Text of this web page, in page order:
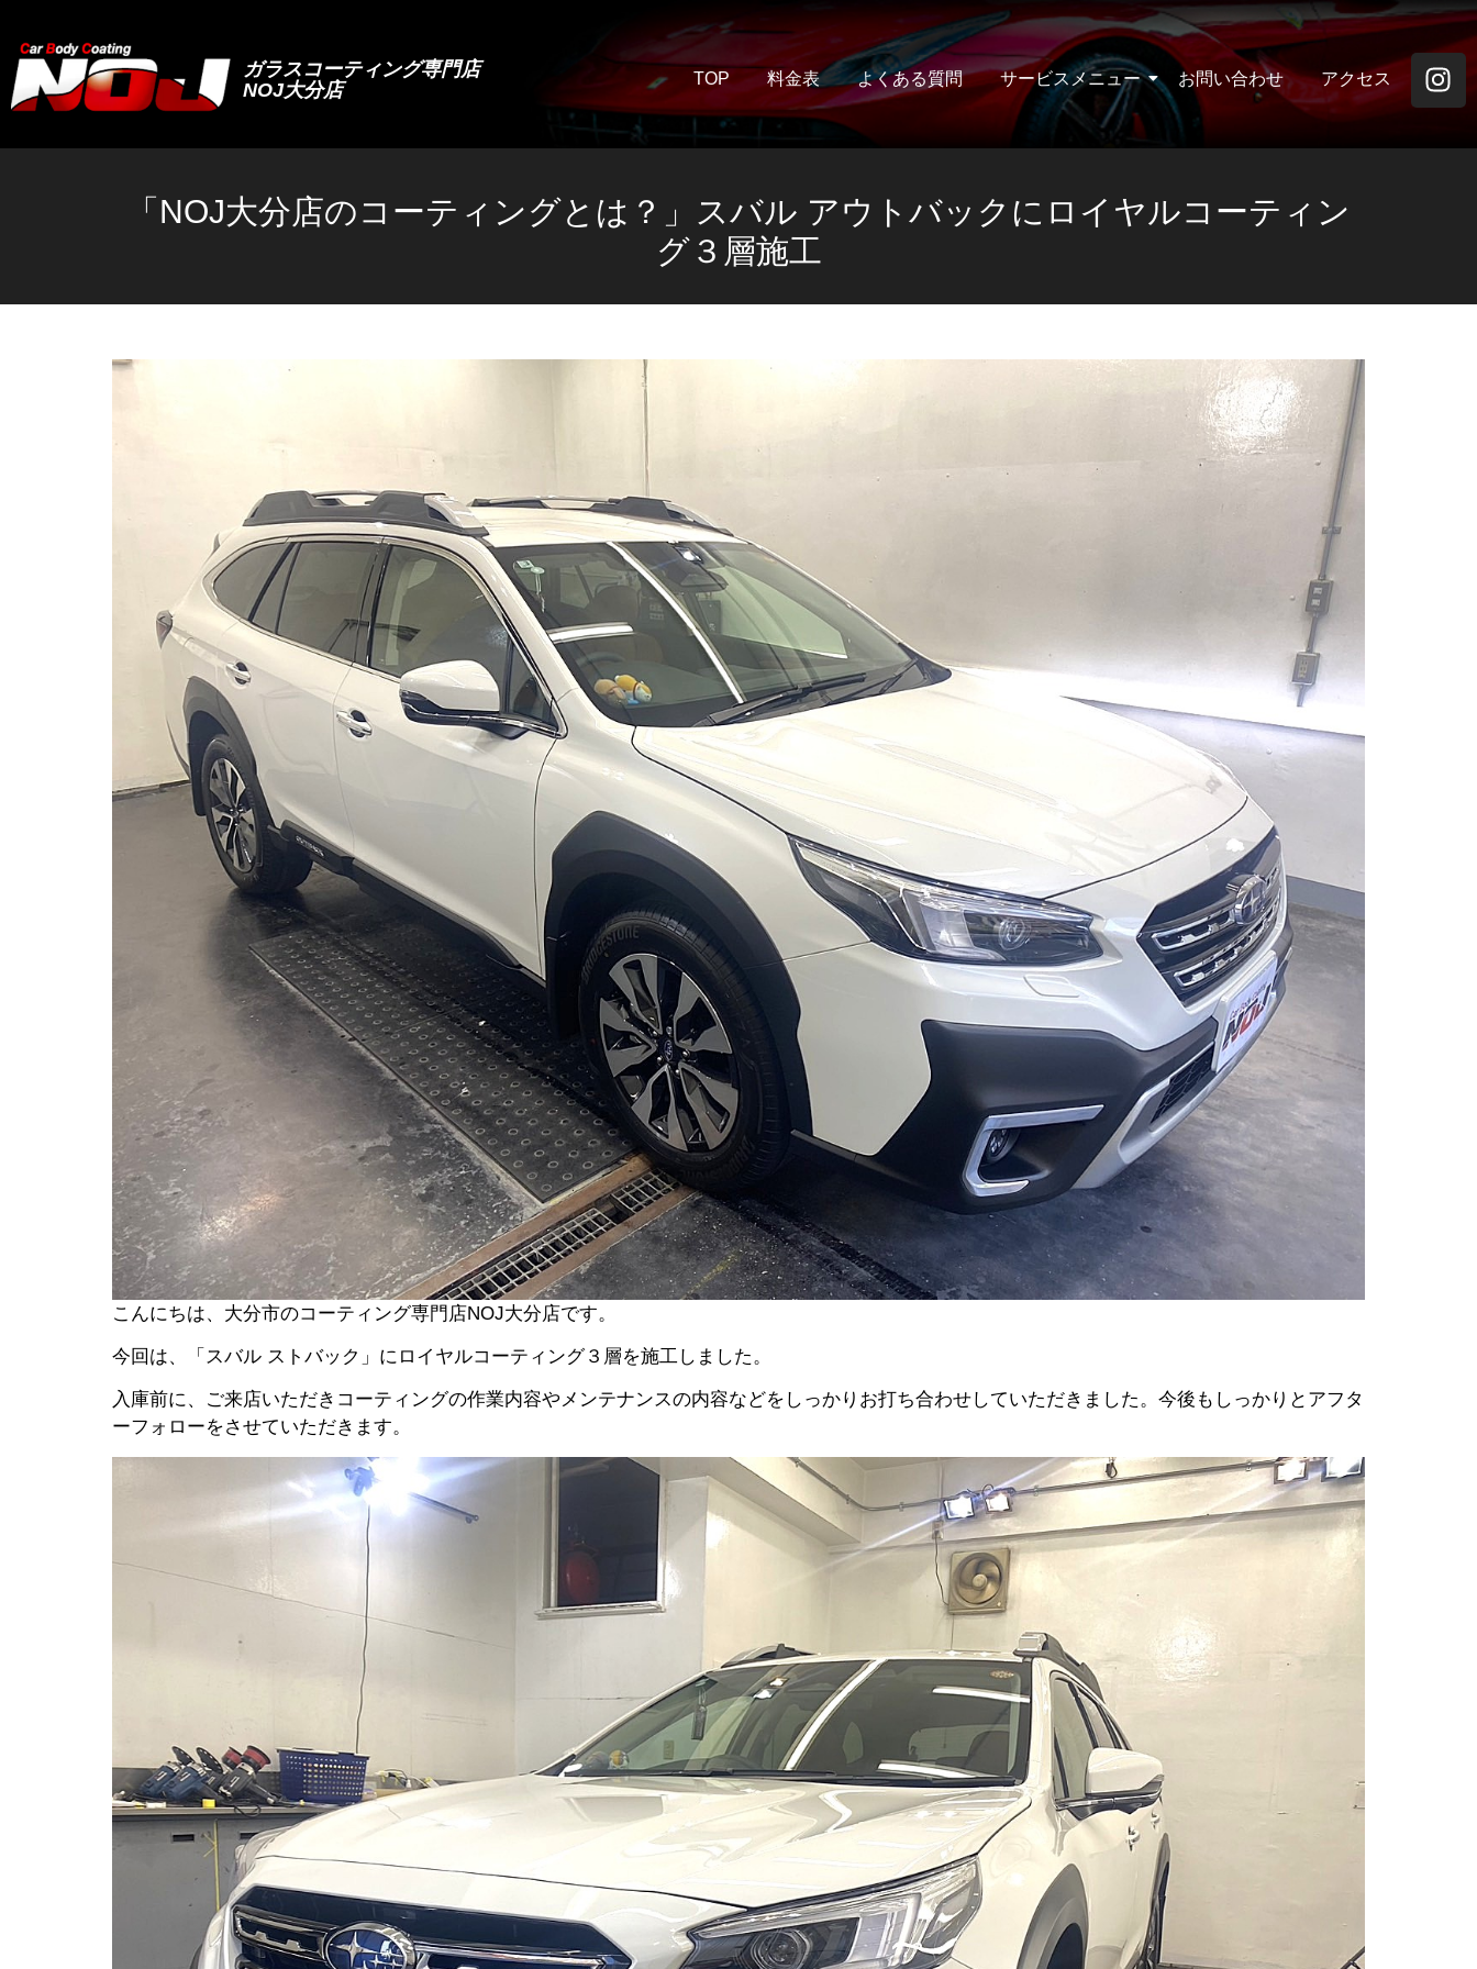
ガラスコーティング専門店
NOJ大分店
TOP 料金表 よくある質問 サービスメニュー お問い合わせ アクセス
「NOJ大分店のコーティングとは？」スバル アウトバックにロイヤルコーティン
グ３層施工
こんにちは、大分市のコーティング専門店NOJ大分店です。
今回は、「スバル ストバック」にロイヤルコーティング３層を施工しました。
入庫前に、ご来店いただきコーティングの作業内容やメンテナンスの内容などをしっかりお打ち合わせしていただきました。今後もしっかりとアフタ
ーフォローをさせていただきます。